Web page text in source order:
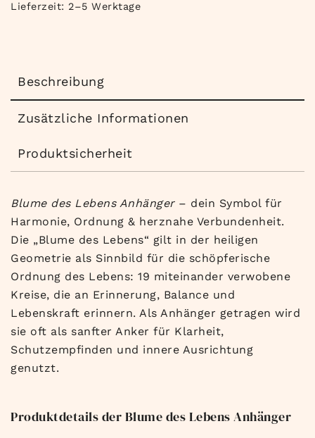
Lieferzeit: 2–5 Werktage
Beschreibung
Zusätzliche Informationen
Produktsicherheit
Blume des Lebens Anhänger– dein Symbol für
Harmonie, Ordnung & herznahe Verbundenheit.
Die „Blume des Lebens“ gilt in der heiligen
Geometrie als Sinnbild für die schöpferische
Ordnung des Lebens: 19 miteinander verwobene
Kreise, die an Erinnerung, Balance und
Lebenskraft erinnern. Als Anhänger getragen wird
sie oft als sanfter Anker für Klarheit,
Schutzempfinden und innere Ausrichtung
genutzt.
Produktdetails der Blume des Lebens Anhänger